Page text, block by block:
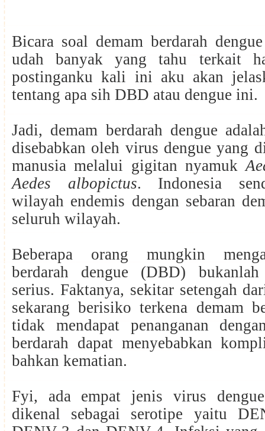
Bicara soal demam berdarah
udah banyak yang tahu terkait
postinganku kali ini aku akan
tentang apa sih DBD atau dengue ini.
Jadi, demam berdarah dengue
disebabkan oleh virus dengue yang
manusia melalui gigitan nyamuk
Aedes albopictus. Indonesia
wilayah endemis dengan sebaran
seluruh wilayah.
Beberapa orang mungkin
berdarah dengue (DBD)
serius. Faktanya, sekitar setengah
sekarang berisiko terkena demam
tidak mendapat penanganan
berdarah dapat menyebabkan
bahkan kematian.
Fyi, ada empat jenis virus
dikenal sebagai serotipe yaitu